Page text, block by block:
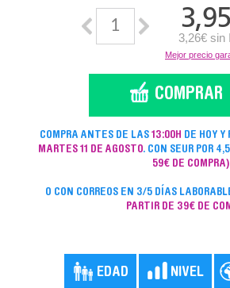
3,95
3,26€ sin
Mejor precio
COMPRA ANTES DE LAS13:00H DE HOY Y
MARTES 11 DE AGOSTO. CON SEUR POR
59€ DE COMPRA)
O CON CORREOS EN 3/5 DÍAS
PARTIR DE 39€ DE